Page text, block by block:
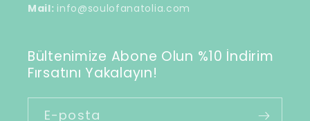
Mail: info@soulofanatolia.com
Bültenimize Abone Olun %10 İndirim
Fırsatını Yakalayın!
E-posta